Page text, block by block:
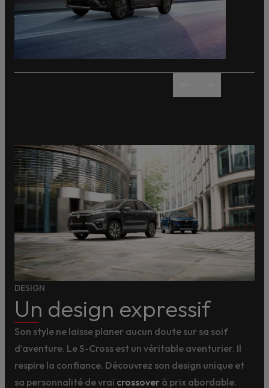
DESIGN
Un design expressif
Son style ne laisse planer aucun doute sur sa soif
d’aventure. Le S-Cross est un véritable aventurier. Il
respire la confiance. Découvrez son design unique et
sa personnalité de vrai crossover à prix abordable.